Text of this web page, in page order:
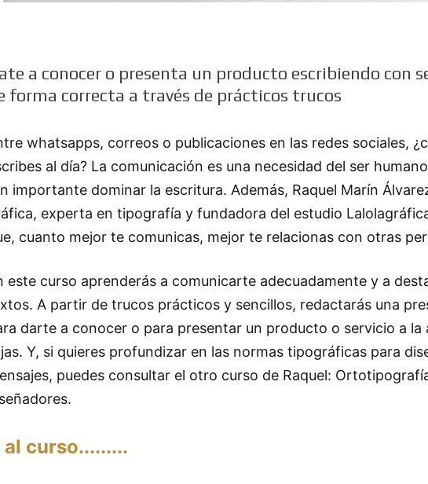
a conocer o presenta un producto escribiendo con
forma correcta a través de prácticos trucos
whatsapps, correos o publicaciones en las redes sociales,
al día? La comunicación es una necesidad del ser
importante dominar la escritura. Además, Raquel Marín
experta en tipografía y fundadora del estudio
cuanto mejor te comunicas, mejor te relacionas con otras
este curso aprenderás a comunicarte adecuadamente y a
A partir de trucos prácticos y sencillos, redactarás una
darte a conocer o para presentar un producto o servicio a la
Y, si quieres profundizar en las normas tipográficas para
puedes consultar el otro curso de Raquel:
.
al curso.........